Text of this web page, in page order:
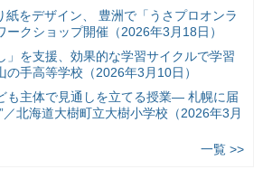
紙をデザイン、 豊洲で「うさプロオンラ
ークショップ開催（2026年3月18日）
」を支援、効果的な学習サイクルで学習
の手高等学校（2026年3月10日）
も主体で見通しを立てる授業— 札幌に届
／北海道大樹町立大樹小学校（2026年3月
一覧 >>